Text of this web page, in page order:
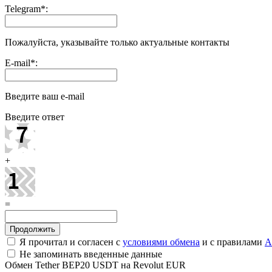
Telegram*:
Пожалуйста, указывайте только актуальные контакты
E-mail*:
Введите ваш e-mail
Введите ответ
+
=
Я прочитал и согласен с условиями обмена и с правилами
Не запоминать введенные данные
Обмен Tether BEP20 USDT на Revolut EUR